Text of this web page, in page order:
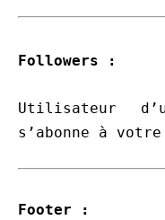
Followers :
Utilisateur
s’abonne à
Footer :